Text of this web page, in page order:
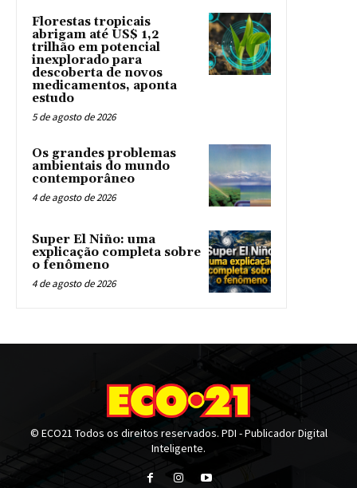
Florestas tropicais
abrigam até US$ 1,2
trilhão em potencial
inexplorado para
descoberta de novos
medicamentos, aponta
estudo
5 de agosto de 2026
Os grandes problemas
ambientais do mundo
contemporâneo
4 de agosto de 2026
Super El Niño: uma
explicação completa sobre
o fenômeno
4 de agosto de 2026
© ECO21 Todos os direitos reservados. PDI - Publicador Digital
Inteligente.